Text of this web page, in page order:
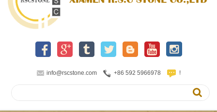
info@rscstone.com +86 592 5966978 !